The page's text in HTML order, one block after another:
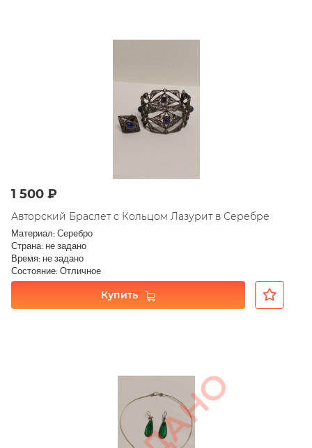
1 500 ₽
Авторский Браслет с Кольцом Лазурит в Серебре
Материал: Серебро
Страна: не задано
Время: не задано
Состояние: Отличное
Купить